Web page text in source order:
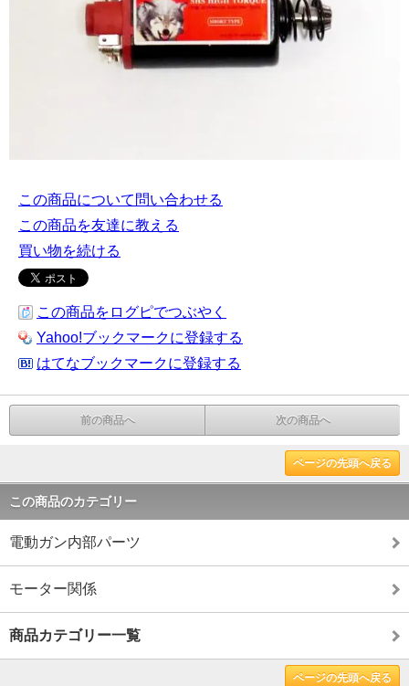
この商品について問い合わせる
この商品を友達に教える
買い物を続ける
この商品をログピでつぶやく
Yahoo!ブックマークに登録する
はてなブックマークに登録する
前の商品へ 次の商品へ
ページの先頭へ戻る
この商品のカテゴリー
電動ガン内部パーツ
モーター関係
商品カテゴリー一覧
ページの先頭へ戻る